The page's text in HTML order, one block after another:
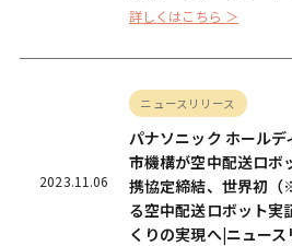
詳しくはこちら ＞
2023.11.06
ニュースリリース
パナソニック ホール
市機構が空中配送ロボ
携協定締結、世界初
る空中配送ロボット
くりの実現へ|ニュース